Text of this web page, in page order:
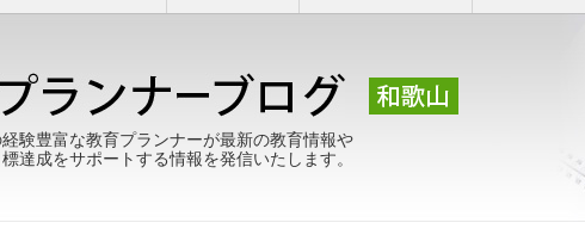
験豊富な教育プランナーが最新の教育情報や
達成をサポートする情報を発信いたします。